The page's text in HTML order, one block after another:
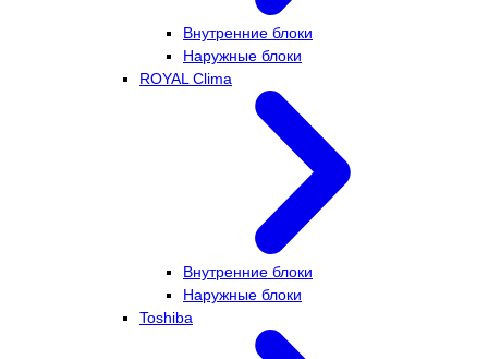
Внутренние блоки
Наружные блоки
ROYAL Clima
Внутренние блоки
Наружные блоки
Toshiba